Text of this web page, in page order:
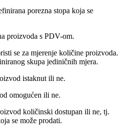
porezna stopa koja se
proizvoda s PDV-om.
se za mjerenje količine proizvoda.
skupa jediničnih mjera.
istaknut ili ne.
omogućen ili ne.
količinski dostupan ili ne, tj.
se može prodati.